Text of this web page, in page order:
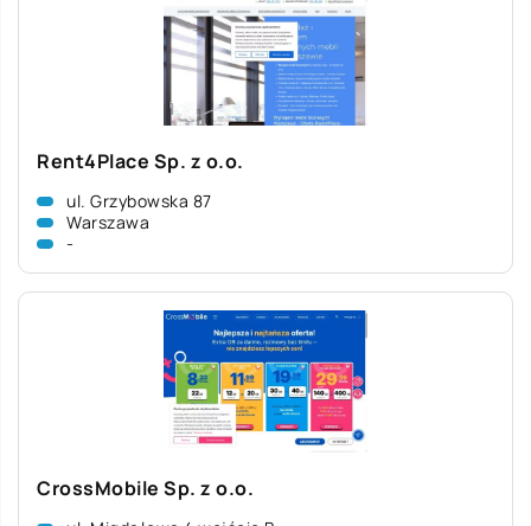
Rent4Place Sp. z o.o.
ul. Grzybowska 87
Warszawa
-
CrossMobile Sp. z o.o.